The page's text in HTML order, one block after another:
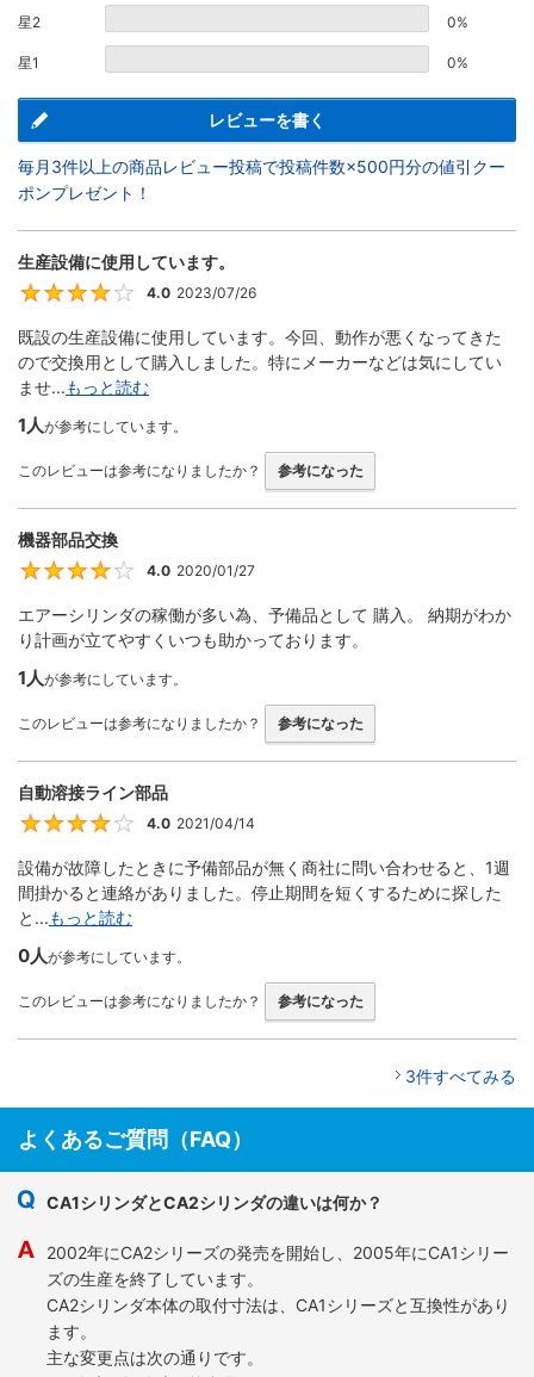
星2 0%
星1 0%
レビューを書く
毎月3件以上の商品レビュー投稿で投稿件数×500円分の値引クー
ポンプレゼント！
生産設備に使用しています。
4
4.0 2023/07/26
既設の生産設備に使用しています。今回、動作が悪くなってきた
ので交換用として購入しました。特にメーカーなどは気にしてい
ませ...もっと読む
1人が参考にしています。
このレビューは参考になりましたか？ 参考になった
機器部品交換
4
4.0 2020/01/27
エアーシリンダの稼働が多い為、予備品として 購入。 納期がわか
り計画が立てやすくいつも助かっております。
1人が参考にしています。
このレビューは参考になりましたか？ 参考になった
自動溶接ライン部品
4
4.0 2021/04/14
設備が故障したときに予備部品が無く商社に問い合わせると、1週
間掛かると連絡がありました。停止期間を短くするために探した
と...もっと読む
0人が参考にしています。
このレビューは参考になりましたか？ 参考になった
3件すべてみる
よくあるご質問（FAQ）
CA1シリンダとCA2シリンダの違いは何か？
2002年にCA2シリーズの発売を開始し、2005年にCA1シリー
ズの生産を終了しています。
CA2シリンダ本体の取付寸法は、CA1シリーズと互換性があり
ます。
主な変更点は次の通りです。